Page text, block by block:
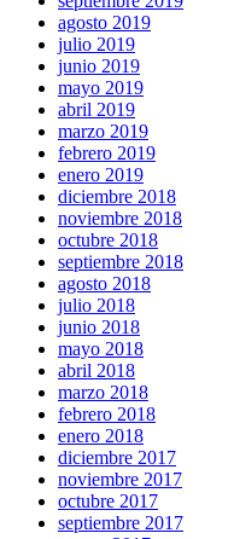
agosto 2019
julio 2019
junio 2019
mayo 2019
abril 2019
marzo 2019
febrero 2019
enero 2019
diciembre 2018
noviembre 2018
octubre 2018
septiembre 2018
agosto 2018
julio 2018
junio 2018
mayo 2018
abril 2018
marzo 2018
febrero 2018
enero 2018
diciembre 2017
noviembre 2017
octubre 2017
septiembre 2017